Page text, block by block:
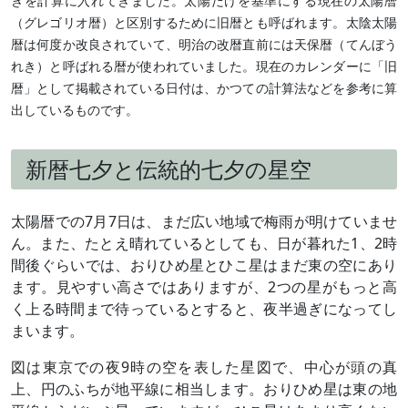
（グレゴリオ暦）と区別するために旧暦とも呼ばれます。太陰太陽
暦は何度か改良されていて、明治の改暦直前には天保暦（てんぼう
れき）と呼ばれる暦が使われていました。現在のカレンダーに「旧
暦」として掲載されている日付は、かつての計算法などを参考に算
出しているものです。
新暦七夕と伝統的七夕の星空
太陽暦での7月7日は、まだ広い地域で梅雨が明けていませ
ん。また、たとえ晴れているとしても、日が暮れた1、2時
間後ぐらいでは、おりひめ星とひこ星はまだ東の空にあり
ます。見やすい高さではありますが、2つの星がもっと高
く上る時間まで待っているとすると、夜半過ぎになってし
まいます。
図は東京での夜9時の空を表した星図で、中心が頭の真
上、円のふちが地平線に相当します。おりひめ星は東の地